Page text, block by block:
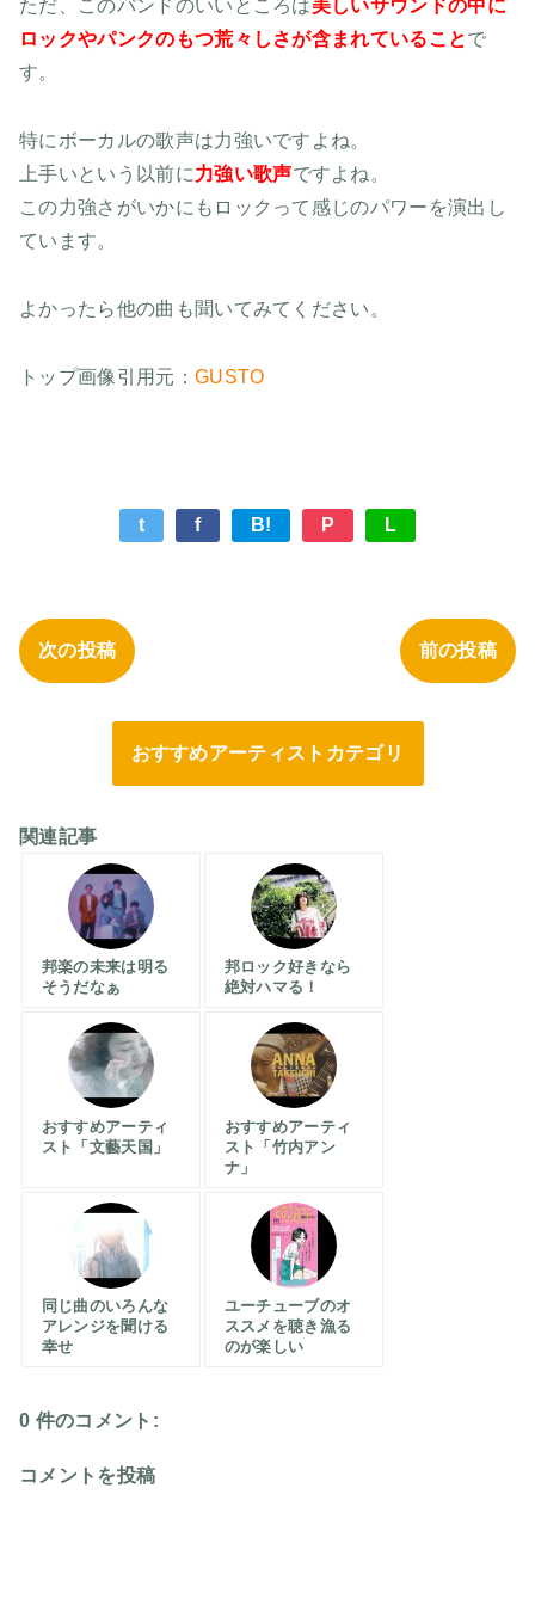
ただ、このバンドのいいところは美しいサウンドの中に
ロックやパンクのもつ荒々しさが含まれていることで
す。
特にボーカルの歌声は力強いですよね。
上手いという以前に力強い歌声ですよね。
この力強さがいかにもロックって感じのパワーを演出し
ています。
よかったら他の曲も聞いてみてください。
トップ画像引用元： GUSTO
t f B! P L
次の投稿 前の投稿
おすすめアーティストカテゴリ
関連記事
邦楽の未来は明る
そうだなぁ
邦ロック好きなら
絶対ハマる！
おすすめアーティ
スト「文藝天国」
おすすめアーティ
スト「竹内アン
ナ」
同じ曲のいろんな
アレンジを聞ける
幸せ
ユーチューブのオ
ススメを聴き漁る
のが楽しい
0 件のコメント:
コメントを投稿